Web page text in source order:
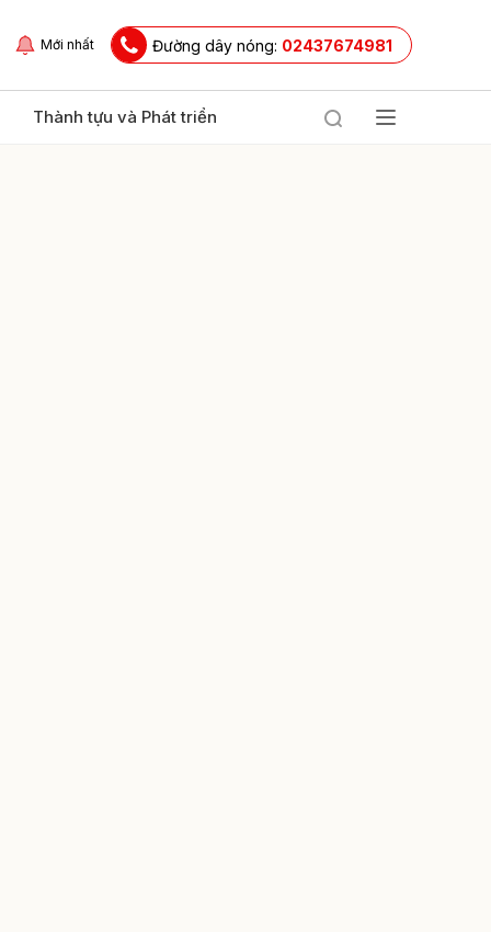
Mới nhất Đường dây nóng: 02437674981
Thành tựu và Phát triển